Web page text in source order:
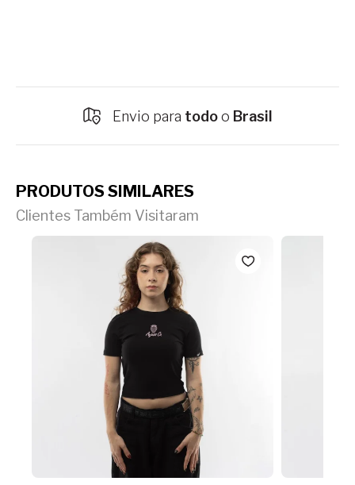
Envio para todoo Brasil
PRODUTOS SIMILARES
Clientes Também Visitaram